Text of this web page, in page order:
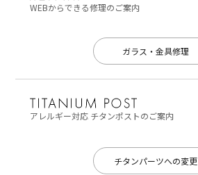
WEBからできる修理のご案内
ガラス・金具修理
アレルギー対応チタンポストのご案内
チタンパーツへの変更